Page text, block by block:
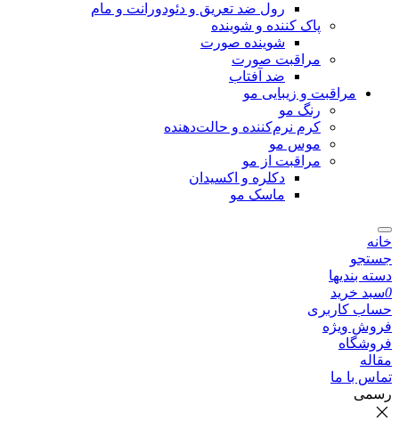
رول ضد تعریق و دئودورانت و مام
پاک کننده و شوینده
شوینده صورت
مراقبت صورت
ضد آفتاب
مراقبت و زیبایی مو
رنگ مو
کرم نرم‌کننده و حالت‌دهنده
موس مو
مراقبت از مو
دکلره و اکسیدان
ماسک مو
خانه
جستجو
دسته بندیها
0سبد خرید
حساب کاربری
فروش ویژه
فروشگاه
مقاله
تماس با ما
رسمی